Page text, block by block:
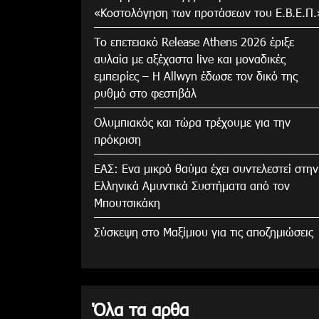
«Κοστολόγηση των προτάσεων του
Το επετειακό Release Athens 2026 έριξε
αυλαία με αξέχαστα live και μοναδικές
εμπειρίες – Η Allwyn έδωσε τον δικό της
ρυθμό στο φεστιβάλ
Ολυμπιακός και τώρα τρέχουμε για την
πρόκριση
ΕΑΣ: Ενα μικρό θαύμα έχει συντελεστεί στην
Ελληνικά Αμυντικά Συστήματα από τον
Μπουτσικάκη
Σύσκεψη στο Μαξίμιου για τις αποζημιώσεις
Όλα τα αρθα